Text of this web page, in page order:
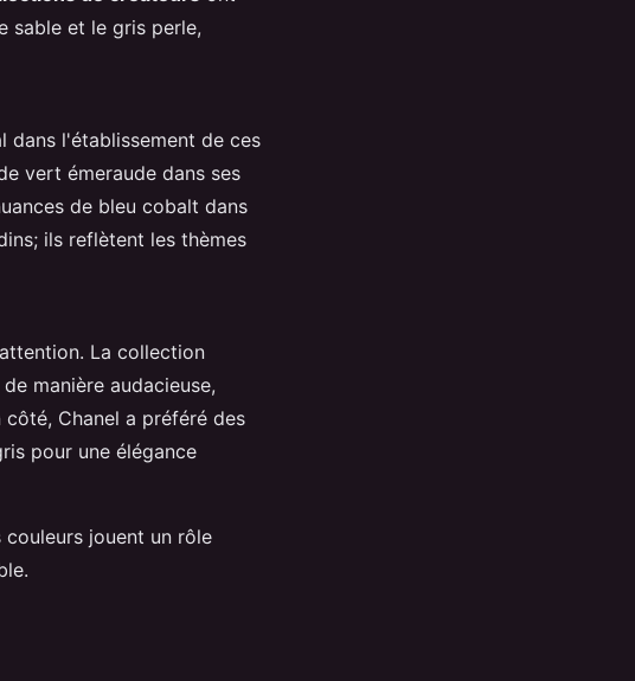
sable et le gris perle,
dans l'établissement de ces
vert émeraude dans ses
de bleu cobalt dans
ils reflètent les thèmes
La collection
manière audacieuse,
Chanel a préféré des
pour une élégance
jouent un rôle